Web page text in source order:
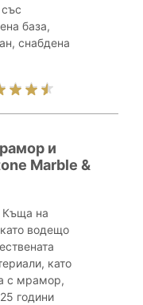
база,
снабдена
и
Marble &
Къща на
водещо
като
с мрамор,
години